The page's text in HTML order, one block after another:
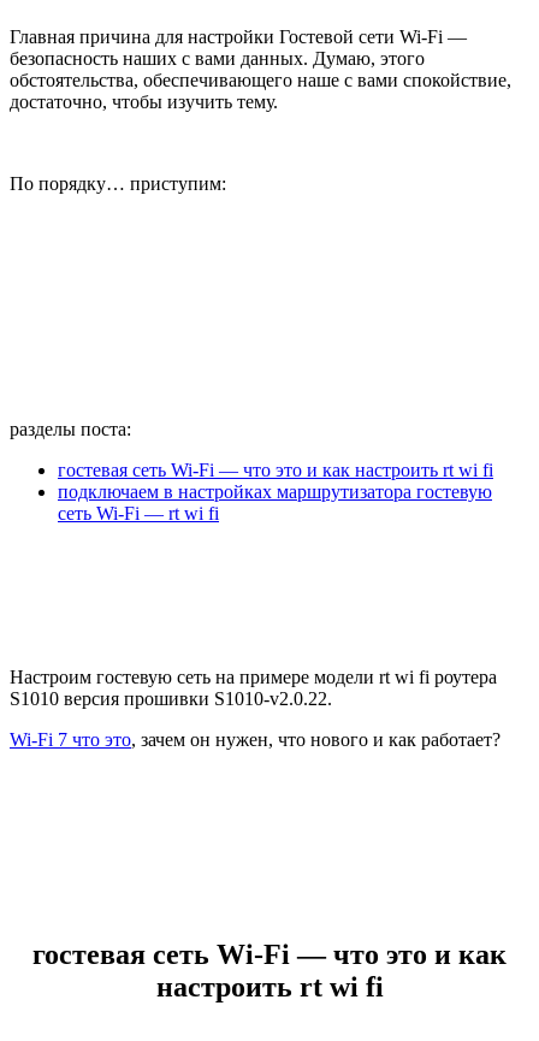
Главная причина для настройки Гостевой сети Wi-Fi —
безопасность наших с вами данных. Думаю, этого
обстоятельства, обеспечивающего наше с вами спокойствие,
достаточно, чтобы изучить тему.
По порядку… приступим:
разделы поста:
гостевая сеть Wi-Fi — что это и как настроить rt wi fi
подключаем в настройках маршрутизатора гостевую
сеть Wi-Fi — rt wi fi
Настроим гостевую сеть на примере модели rt wi fi роутера
S1010 версия прошивки S1010-v2.0.22.
Wi-Fi 7 что это, зачем он нужен, что нового и как работает?
гостевая сеть Wi-Fi — что это и как
настроить rt wi fi